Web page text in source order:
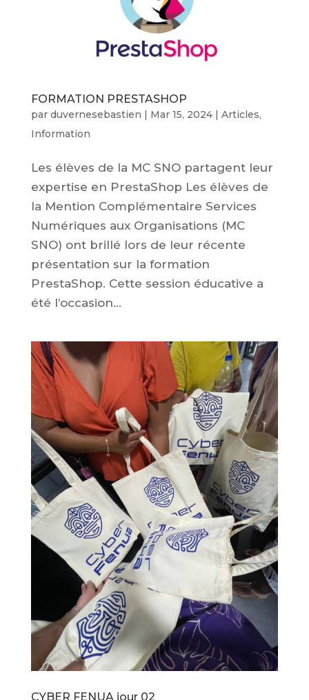
FORMATION PRESTASHOP
par duvernesebastien | Mar 15, 2024| Articles,
Information
Les élèves de la MC SNO partagent leur
expertise en PrestaShop Les élèves de
la Mention Complémentaire Services
Numériques aux Organisations (MC
SNO) ont brillé lors de leur récente
présentation sur la formation
PrestaShop. Cette session éducative a
été l’occasion...
CYBER FENUA jour 02